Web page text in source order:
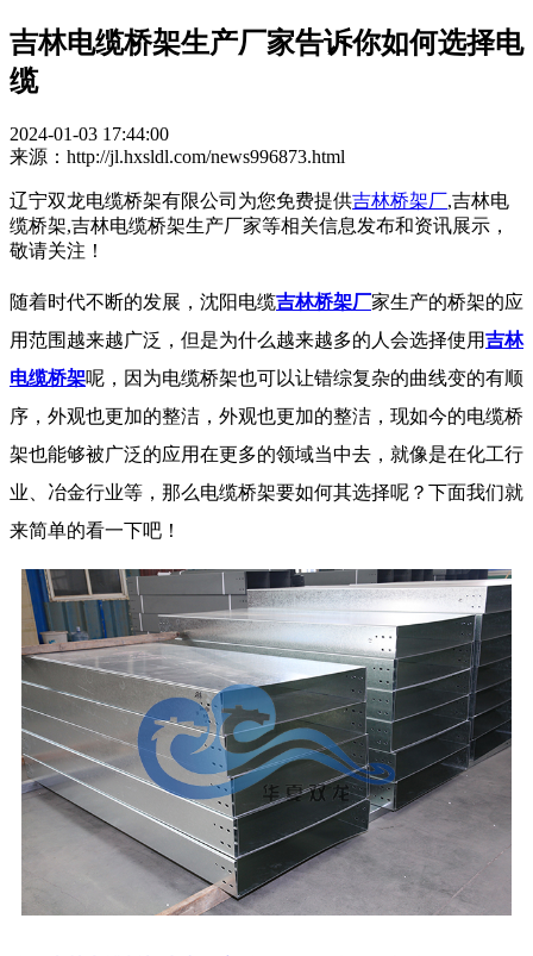
吉林电缆桥架生产厂家告诉你如何选择电
缆
2024-01-03 17:44:00
来源：http://jl.hxsldl.com/news996873.html
辽宁双龙电缆桥架有限公司为您免费提供吉林桥架厂,吉林电
缆桥架,吉林电缆桥架生产厂家等相关信息发布和资讯展示，
敬请关注！
随着时代不断的发展，沈阳电缆吉林桥架厂家生产的桥架的应
用范围越来越广泛，但是为什么越来越多的人会选择使用吉林
电缆桥架呢，因为电缆桥架也可以让错综复杂的曲线变的有顺
序，外观也更加的整洁，外观也更加的整洁，现如今的电缆桥
架也能够被广泛的应用在更多的领域当中去，就像是在化工行
业、冶金行业等，那么电缆桥架要如何其选择呢？下面我们就
来简单的看一下吧！